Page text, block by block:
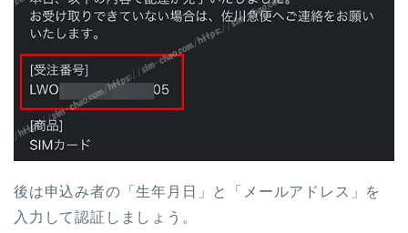
後は申込み者の「生年月日」と「メールアドレス」を
入力して認証しましょう。